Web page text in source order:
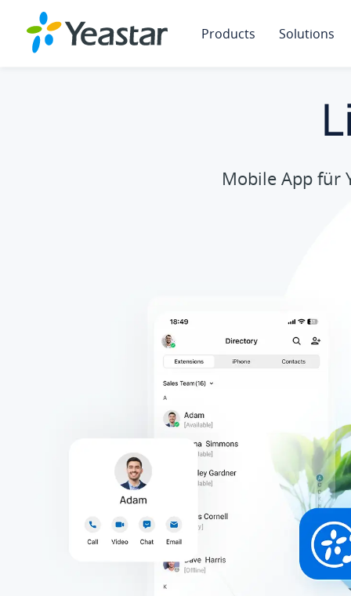
Products Solutions
Mobile App für